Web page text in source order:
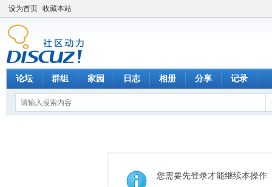
设为首页 收藏本站
论坛 群组 家园 日志 相册 分享 记录
您需要先登录才能继续本操作